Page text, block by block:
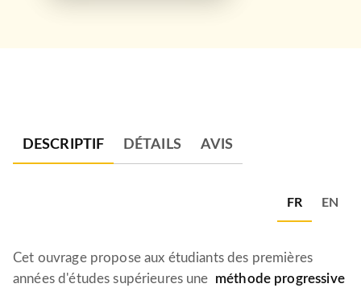
DESCRIPTIF DÉTAILS AVIS
FR EN
Cet ouvrage propose aux étudiants des premières
années d'études supérieures une méthode progressive